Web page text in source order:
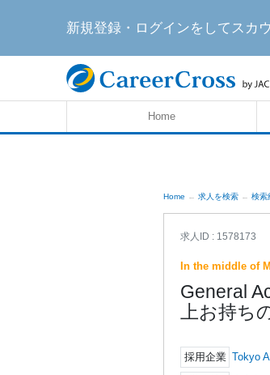
新規登録・ログインをしてスカ
Home
Home 求人を検索 検索
求人ID : 1578173
In the middle of
General
上お持ち
採用企業 Tokyo